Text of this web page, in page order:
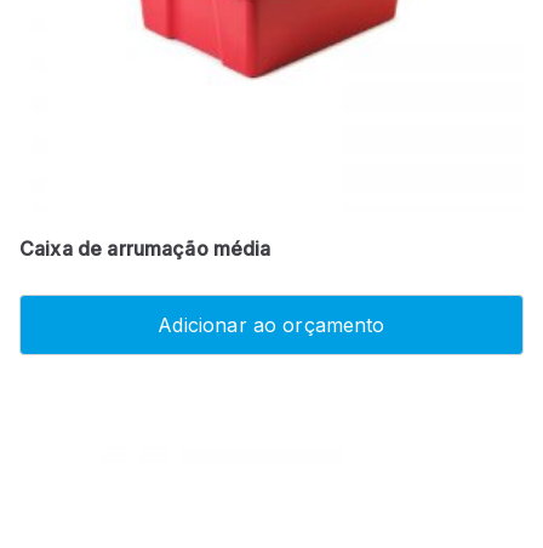
Caixa de arrumação média
Adicionar ao orçamento